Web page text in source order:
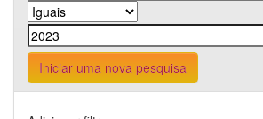
Iniciar uma nova pesquisa